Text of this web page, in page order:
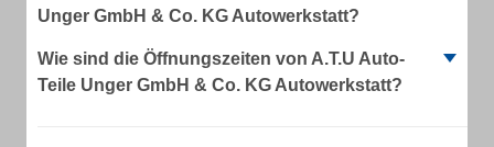
Unger GmbH & Co. KG Autowerkstatt?
Wie sind die Öffnungszeiten von A.T.U Auto-
Teile Unger GmbH & Co. KG Autowerkstatt?